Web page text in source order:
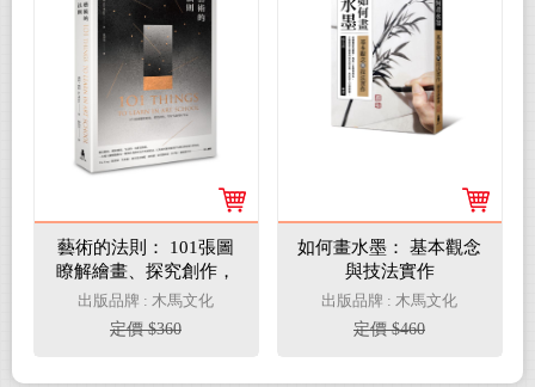
藝術的法則： 101張圖
瞭解繪畫、探究創作，
學習大師的好作品
出版品牌 : 木馬文化
定價 $360
如何畫水墨： 基本觀念
與技法實作
出版品牌 : 木馬文化
定價 $460